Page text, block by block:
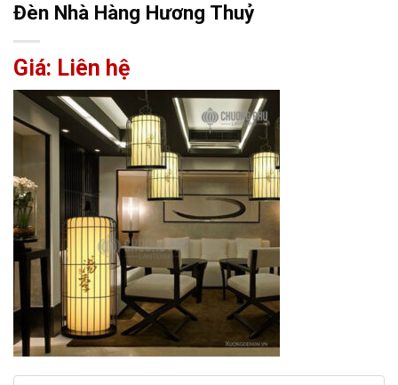
Đèn Nhà Hàng Hương Thuỷ
Giá: Liên hệ